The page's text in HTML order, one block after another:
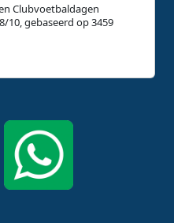
Clubvoetbaldagen
10, gebaseerd op 3459